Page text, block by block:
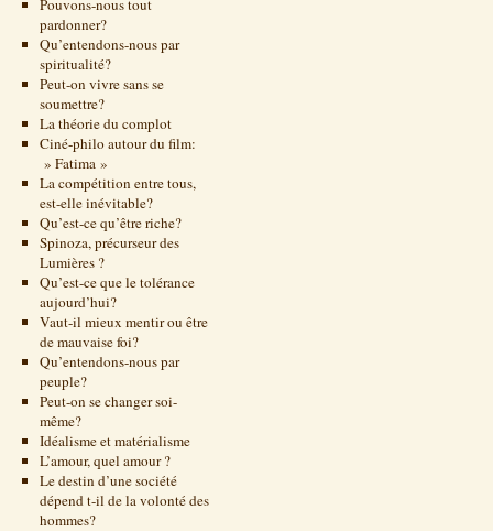
Pouvons-nous tout
pardonner?
Qu’entendons-nous par
spiritualité?
Peut-on vivre sans se
soumettre?
La théorie du complot
Ciné-philo autour du film:
» Fatima »
La compétition entre tous,
est-elle inévitable?
Qu’est-ce qu’être riche?
Spinoza, précurseur des
Lumières ?
Qu’est-ce que le tolérance
aujourd’hui?
Vaut-il mieux mentir ou être
de mauvaise foi?
Qu’entendons-nous par
peuple?
Peut-on se changer soi-
même?
Idéalisme et matérialisme
L’amour, quel amour ?
Le destin d’une société
dépend t-il de la volonté des
hommes?